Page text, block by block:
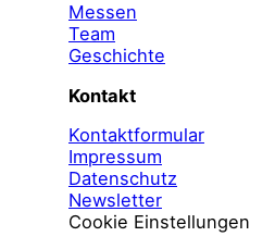
Messen
Team
Geschichte
Kontakt
Kontaktformular
Impressum
Datenschutz
Newsletter
Cookie Einstellungen